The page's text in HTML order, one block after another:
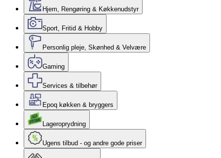
Hjem, Rengøring & Køkkenudstyr
Sport, Fritid & Hobby
Personlig pleje, Skønhed & Velvære
Gaming
Services & tilbehør
Epoq køkken & bryggers
Lageroprydning
Ugens tilbud - og andre gode priser